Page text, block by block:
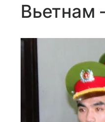
Вьетнам